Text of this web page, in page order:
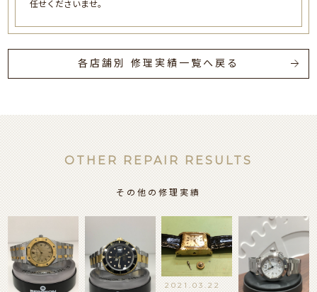
任せくださいませ。
各店舗別 修理実績一覧へ戻る
OTHER REPAIR RESULTS
その他の修理実績
2021.03.22